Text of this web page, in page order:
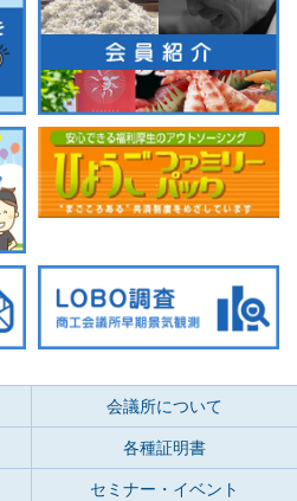
会議所について
各種証明書
セミナー・イベント